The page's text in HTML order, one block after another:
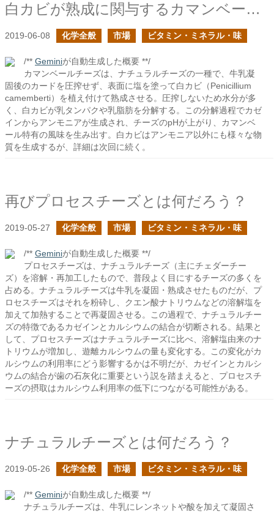
白カビが熟成に関与するカマンベールチーズ
2019-06-08 化学全般 市場 ビタミン・ミネラル・味
/** Geminiが自動生成した概要 **/
カマンベールチーズは、ナチュラルチーズの一種で、牛乳凝
固後のカードを圧搾せず、表面に塩を塗って白カビ（Penicillium
camemberti）を植え付けて熟成させる。圧搾しないため水分が多
く、白カビが乳タンパクや乳脂肪を分解する。この分解過程でカゼ
インからアンモニアが生成され、チーズのpHが上がり、カマンベ
ール特有の風味を生み出す。白カビはアンモニア以外にも様々な物
質を生成するが、詳細は次回に続く。
再びプロセスチーズとは何だろう？
2019-05-27 化学全般 市場 ビタミン・ミネラル・味
/** Geminiが自動生成した概要 **/
プロセスチーズは、ナチュラルチーズ（主にチェダーチー
ズ）を溶解・再加工したもので、普段よく目にするチーズの多くを
占める。ナチュラルチーズは牛乳を凝固・熟成させたものだが、プ
ロセスチーズはそれを粉砕し、クエン酸ナトリウムなどの溶解塩を
加えて加熱することで再凝固させる。この過程で、ナチュラルチー
ズの特徴であるカゼインとカルシウムの結合が切断される。結果と
して、プロセスチーズはナチュラルチーズに比べ、溶解塩由来のナ
トリウムが増加し、遊離カルシウムの量も変化する。この変化がカ
ルシウムの利用率にどう影響するかは不明だが、カゼインとカルシ
ウムの結合が歯の石灰化に重要という説を踏まえると、プロセスチ
ーズの摂取はカルシウム利用率の低下につながる可能性がある。
ナチュラルチーズとは何だろう？
2019-05-26 化学全般 市場 ビタミン・ミネラル・味
/** Geminiが自動生成した概要 **/
ナチュラルチーズは、牛乳にレンネットや酸を加えて凝固さ